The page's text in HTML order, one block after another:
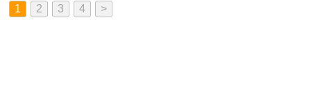
1 2 3 4 >